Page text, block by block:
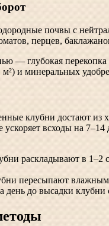
почвы с
перцев,
— глубокая перекопка
м²) и минеральных
клубни достают
всходы на
раскладывают в 1–2
пересыпают
день до высадки